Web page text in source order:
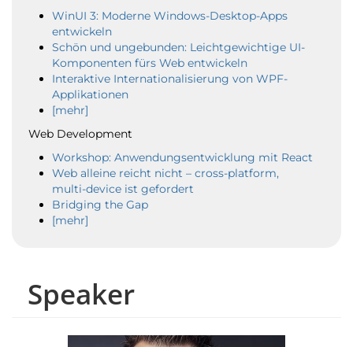
Speaker
WinUI 3: Moderne Windows-Desktop-Apps
entwickeln
Schön und ungebunden: Leichtgewichtige UI-
Komponenten fürs Web entwickeln
Interaktive Internationalisierung von WPF-
Applikationen
[mehr]
Web Development
Workshop: Anwendungsentwicklung mit React
Web alleine reicht nicht – cross-platform,
multi-device ist gefordert
Bridging the Gap
[mehr]